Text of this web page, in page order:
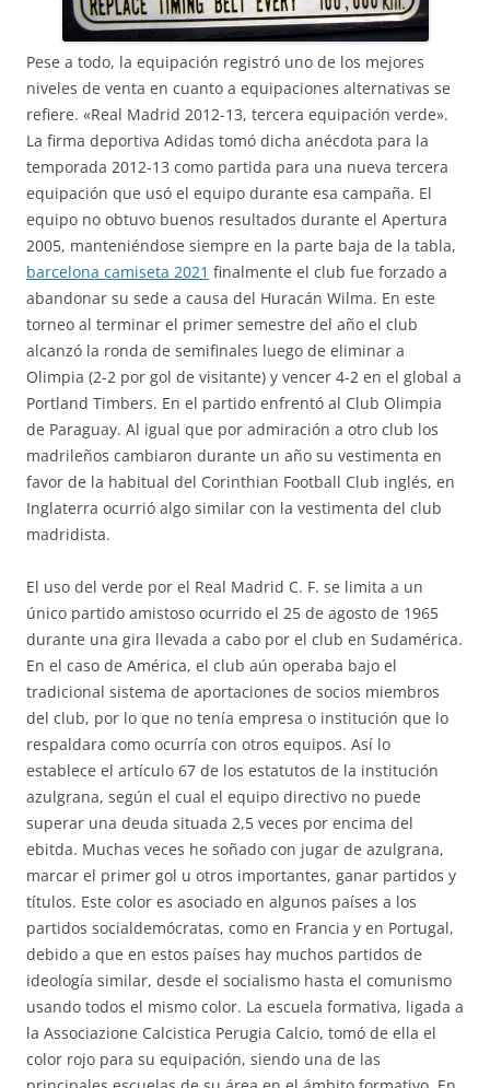
Pese a todo, la equipación registró uno de los mejores
niveles de venta en cuanto a equipaciones alternativas se
refiere. «Real Madrid 2012-13, tercera equipación verde».
La firma deportiva Adidas tomó dicha anécdota para la
temporada 2012-13 como partida para una nueva tercera
equipación que usó el equipo durante esa campaña. El
equipo no obtuvo buenos resultados durante el Apertura
2005, manteniéndose siempre en la parte baja de la tabla,
barcelona camiseta 2021 finalmente el club fue forzado a
abandonar su sede a causa del Huracán Wilma. En este
torneo al terminar el primer semestre del año el club
alcanzó la ronda de semifinales luego de eliminar a
Olimpia (2-2 por gol de visitante) y vencer 4-2 en el global a
Portland Timbers. En el partido enfrentó al Club Olimpia
de Paraguay. Al igual que por admiración a otro club los
madrileños cambiaron durante un año su vestimenta en
favor de la habitual del Corinthian Football Club inglés, en
Inglaterra ocurrió algo similar con la vestimenta del club
madridista.
El uso del verde por el Real Madrid C. F. se limita a un
único partido amistoso ocurrido el 25 de agosto de 1965
durante una gira llevada a cabo por el club en Sudamérica.
En el caso de América, el club aún operaba bajo el
tradicional sistema de aportaciones de socios miembros
del club, por lo que no tenía empresa o institución que lo
respaldara como ocurría con otros equipos. Así lo
establece el artículo 67 de los estatutos de la institución
azulgrana, según el cual el equipo directivo no puede
superar una deuda situada 2,5 veces por encima del
ebitda. Muchas veces he soñado con jugar de azulgrana,
marcar el primer gol u otros importantes, ganar partidos y
títulos. Este color es asociado en algunos países a los
partidos socialdemócratas, como en Francia y en Portugal,
debido a que en estos países hay muchos partidos de
ideología similar, desde el socialismo hasta el comunismo
usando todos el mismo color. La escuela formativa, ligada a
la Associazione Calcistica Perugia Calcio, tomó de ella el
color rojo para su equipación, siendo una de las